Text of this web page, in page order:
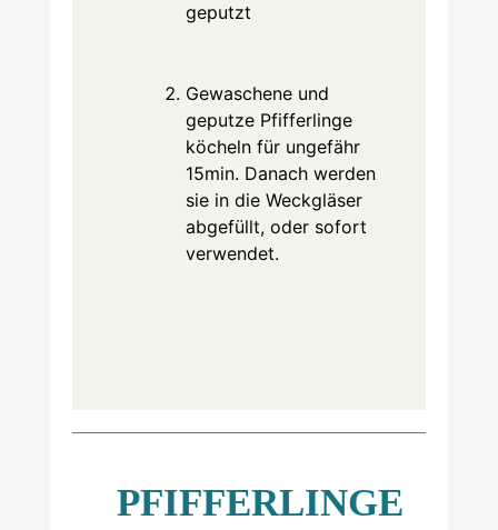
geputzt
Gewaschene und
geputze Pfifferlinge
köcheln für ungefähr
15min. Danach werden
sie in die Weckgläser
abgefüllt, oder sofort
verwendet.
PFIFFERLINGE